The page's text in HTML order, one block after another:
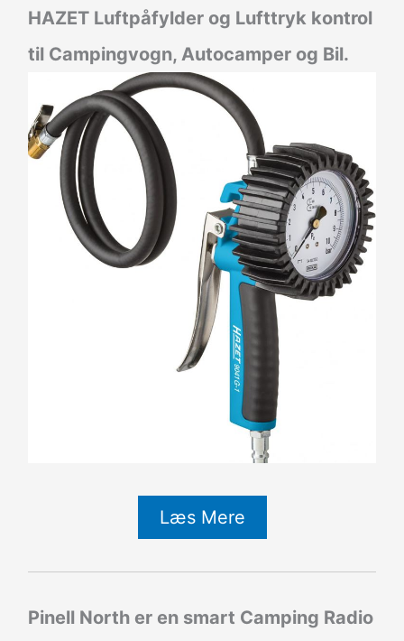
HAZET Luftpåfylder og Lufttryk kontrol
til Campingvogn, Autocamper og Bil.
Læs Mere
Pinell North er en smart Camping Radio